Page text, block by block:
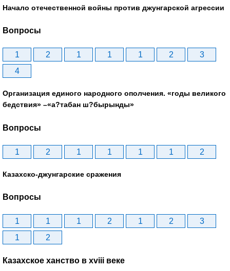
Начало отечественной войны против джунгарской агрессии
Вопросы
1 2 1 1 1 2
3
4
Организация единого народного ополчения. «годы великого
бедствия» –«а?табан ш?бырынды»
Вопросы
1 2 1 1 1 1 2
Казахско-джунгарские сражения
Вопросы
1 1 1 2 1 2
3
1
2
Казахское ханство в хviii веке